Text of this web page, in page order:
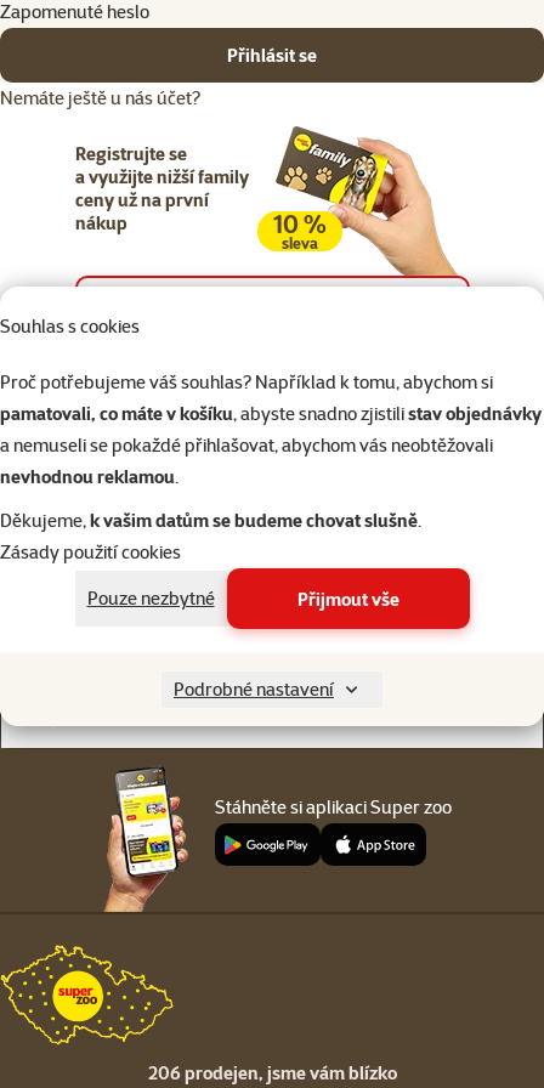
Souhlas s cookies
Proč potřebujeme váš souhlas? Například k tomu, abychom si
pamatovali, co máte v košíku, abyste snadno zjistilistav objednávky
a nemuseli se pokaždé přihlašovat, abychom vás neobtěžovali
nevhodnou reklamou.
Děkujeme,k vašim datům se budeme chovat slušně.
Zásady použití cookies
Pouze nezbytné
Přijmout vše
Podrobné nastavení
Zapomenuté heslo
Přihlásit se
Nemáte ještě u nás účet?
Registrujte se
a využijte nižší family
ceny už na první
nákup
10 %
sleva
Napište nám
eshop@superzoo.cz
321 000 180
Online chat
jsme vám blízko
Stáhněte si aplikaci Super zoo
206 prodejen, jsme vám blízko